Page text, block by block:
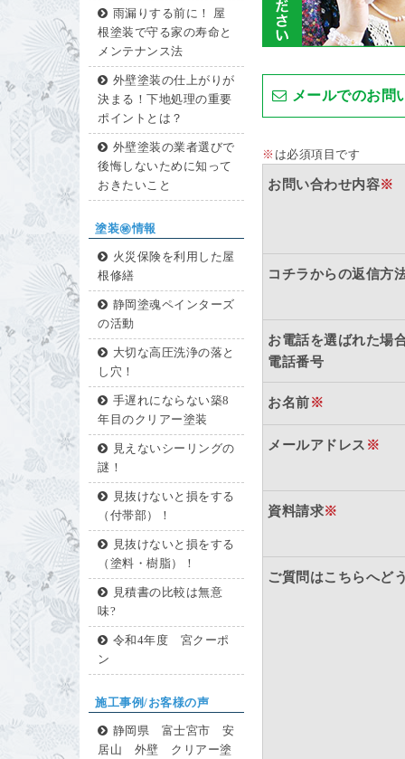
雨漏りする前に！ 屋
根塗装で守る家の寿命と
メンテナンス法
外壁塗装の仕上がりが
決まる！下地処理の重要
ポイントとは？
外壁塗装の業者選びで
後悔しないために知って
おきたいこと
塗装㊙情報
火災保険を利用した屋
根修繕
静岡塗魂ペインターズ
の活動
大切な高圧洗浄の落と
し穴！
手遅れにならない築8
年目のクリアー塗装
見えないシーリングの
謎！
見抜けないと損をする
（付帯部）！
見抜けないと損をする
（塗料・樹脂）！
見積書の比較は無意
味?
令和4年度 宮クーポ
ン
施工事例/お客様の声
静岡県 富士宮市 安
居山 外壁 クリアー塗
メールでのお問
※ は必須項目です
お問い合わせ内容※
コチラからの返信方
お電話を選ばれた場
電話番号
お名前※
メールアドレス ※
資料請求※
ご質問はこちらへど